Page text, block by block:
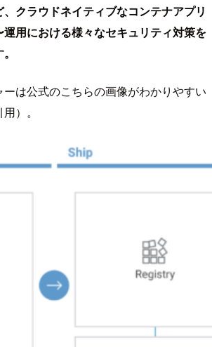
クラウドネイティブなコンテナアプリ
用における様々なセキュリティ対策を
は公式のこちらの画像がわかりやすい
）。